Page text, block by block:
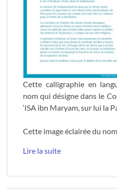
Cette calligraphie en
nom qui désigne dans le
‘ISA ibn Maryam, sur lui la
Cette image éclairée du nom
Lire la suite